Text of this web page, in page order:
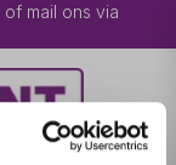
of mail ons via